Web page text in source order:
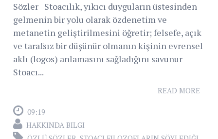
Sözler Stoacılık, yıkıcı duyguların üstesinden
gelmenin bir yolu olarak özdenetim ve
metanetin geliştirilmesini öğretir; felsefe, açık
ve tarafsız bir düşünür olmanın kişinin evrensel
aklı (logos) anlamasını sağladığını savunur
Stoacı...
READ MORE
09:19
HAKKINDA BILGI